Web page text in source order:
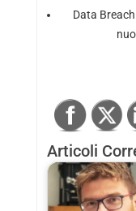
Data
Articoli